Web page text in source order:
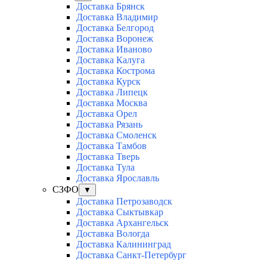
Доставка Брянск
Доставка Владимир
Доставка Белгород
Доставка Воронеж
Доставка Иваново
Доставка Калуга
Доставка Кострома
Доставка Курск
Доставка Липецк
Доставка Москва
Доставка Орел
Доставка Рязань
Доставка Смоленск
Доставка Тамбов
Доставка Тверь
Доставка Тула
Доставка Ярославль
СЗФО
▼
Доставка Петрозаводск
Доставка Сыктывкар
Доставка Архангельск
Доставка Вологда
Доставка Калининград
Доставка Санкт-Петербург